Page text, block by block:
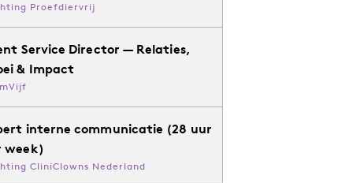
Proefdiervrij
Service Director — Relaties,
& Impact
interne communicatie (28 uur
week)
CliniClowns Nederland